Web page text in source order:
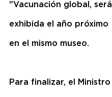
"Vacunación global, será
exhibida el año próximo
en el mismo museo.
Para finalizar, el Ministro